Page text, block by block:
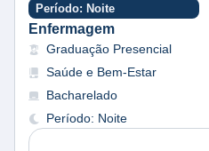
Período: Noite
Enfermagem
Graduação Presencial
Saúde e Bem-Estar
Bacharelado
Período: Noite